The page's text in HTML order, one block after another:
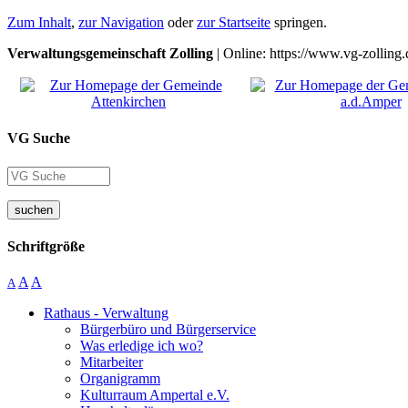
Zum Inhalt, zur Navigation oderzur Startseite springen.
Verwaltungsgemeinschaft Zolling | Online: https://www.vg-
VG Suche
suchen
Schriftgröße
A A A
Rathaus - Verwaltung
Bürgerbüro und Bürgerservice
Was erledige ich wo?
Mitarbeiter
Organigramm
Kulturraum Ampertal e.V.